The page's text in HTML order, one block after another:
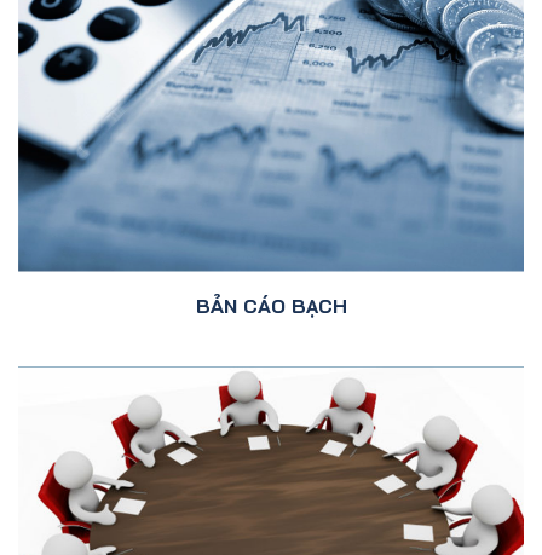
BẢN CÁO BẠCH